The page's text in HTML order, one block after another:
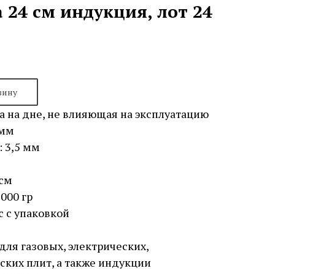
см индукция, лот 24
на дне, не влияющая на эксплуатацию
3,5 мм
гр
с упаковкой
газовых, электрических,
плит, а также индукции